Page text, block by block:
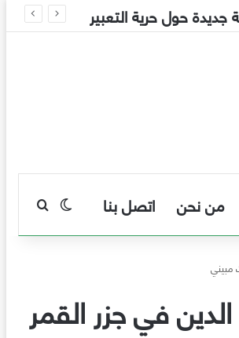
من نحن اتصل بنا الوضع المظلم
بحث عن
مبيني
في جزر القمر